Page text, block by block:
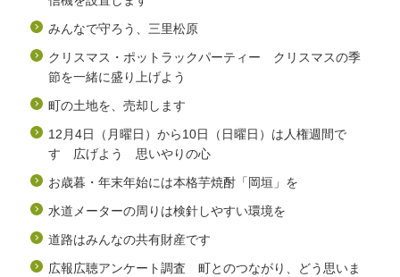
みんなで守ろう、三里松原
クリスマス・ポットラックパーティー クリスマスの季
節を一緒に盛り上げよう
町の土地を、売却します
12月4日（月曜日）から10日（日曜日）は人権週間で
す 広げよう 思いやりの心
お歳暮・年末年始には本格芋焼酎「岡垣」を
水道メーターの周りは検針しやすい環境を
道路はみんなの共有財産です
広報広聴アンケート調査 町とのつながり、どう思いま